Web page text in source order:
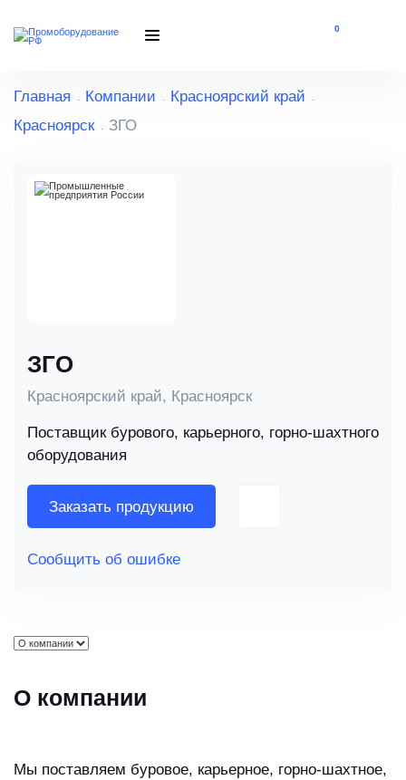
0
Главная Компании
Красноярский край
Красноярск
ЗГО
ЗГО
Красноярский край, Красноярск
Поставщик бурового, карьерного, горно-шахтного
оборудования
Заказать продукцию
Сообщить об ошибке
О компании
Мы поставляем буровое, карьерное, горно-шахтное,